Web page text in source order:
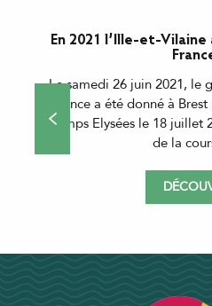
En 2021 l’Ille-et-
Le samedi 26 juin 2021, le
France a été donné à
Champs Elysées le 18 juillet
de la